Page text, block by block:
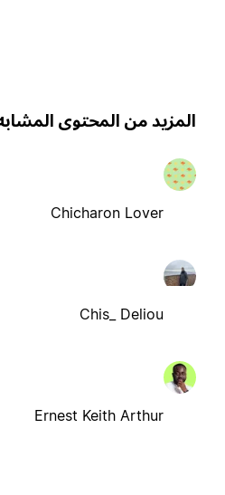
من المحتوى المشابه
Chicharon Lover
Chis_ Deliou
Ernest Keith Arthur